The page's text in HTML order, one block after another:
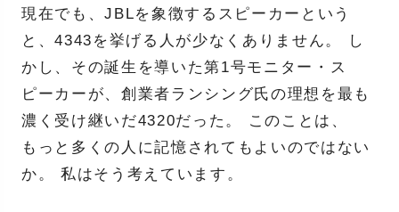
現在でも、JBLを象徴するスピーカーという
と、4343を挙げる人が少なくありません。 し
かし、その誕生を導いた第1号モニター・ス
ピーカーが、創業者ランシング氏の理想を最も
濃く受け継いだ4320だった。 このことは、
もっと多くの人に記憶されてもよいのではない
か。 私はそう考えています。